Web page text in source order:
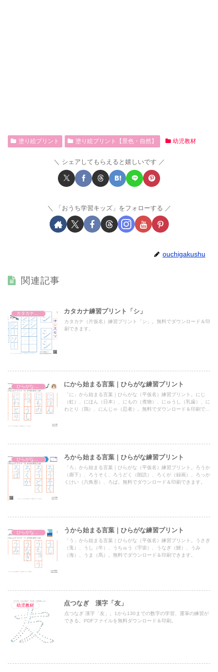
塗り絵プリント 塗り絵プリント【景色・自然】 幼児教材
シェアしてもらえると嬉しいです
「おうち学習キッズ」をフォローする
ouchigakushu
関連記事
カタカナ練習プリント「シ」
カタカナ（片仮名）練習プリント「シ」。無料でダウンロード＆印
刷できます。
ひらがな練習プリント にから始まる言葉｜ひらがな練習プリント
「に」から始まる言葉｜ひらがな（平仮名）練習プリント。にじ
（虹）、にほん（日本）、にもの（煮物）、にゅうし（乳歯）、に
わとり（鶏）、にんじゃ（忍者）。無料でダウンロード＆印刷でき
ひらがな練習プリント ろから始まる言葉｜ひらがな練習プリント
「ろ」から始まる言葉｜ひらがな（平仮名）練習プリント。ろうか
（廊下）、ろうそく、ろうどく（朗読）、ろくが（録画）、ろっか
くけい（六角形）、ろば。無料でダウンロード＆印刷できます。
ひらがな練習プリント うから始まる言葉｜ひらがな練習プリント
「う」から始まる言葉｜ひらがな（平仮名）練習プリント。うさぎ
（兎）、うし（牛）、うちゅう（宇宙）、うなぎ（鰻）、うみ
（海）、うま（馬）。無料でダウンロード＆印刷できます。
幼児教材 点つなぎ 漢字「友」
点つなぎ 漢字「友」。1から130までの数字の学習、運筆の練習が
できる。PDFファイルを無料ダウンロード＆印刷。